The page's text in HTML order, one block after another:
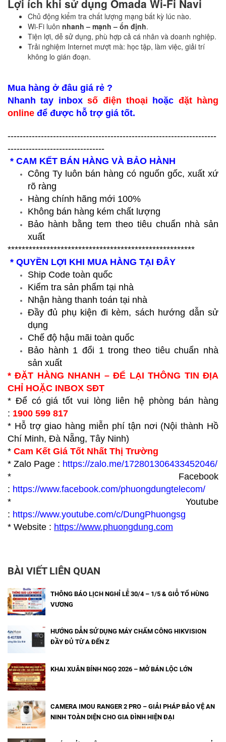
Lợi ích khi sử dụng Omada Wi-Fi Navi
Chủ động kiểm tra chất lượng mạng bất kỳ lúc nào.
Wi-Fi luôn nhanh – mạnh – ổn định.
Tiện lợi, dễ sử dụng, phù hợp cả cá nhân và doanh nghiệp.
Trải nghiệm Internet mượt mà: học tập, làm việc, giải trí
không lo gián đoạn.
Mua hàng ở đâu giá rẻ ?
Nhanh tay inboxsố điện thoại hoặc đặt hàng
online để được hỗ trợ giá tốt.
---------------------------------------------------------------------
--------------------------------
* CAM KẾT BÁN HÀNG VÀ BẢO HÀNH
Công Ty luôn bán hàng có nguốn gốc, xuất xứ
rõ ràng
Hàng chính hãng mới 100%
Không bán hàng kém chất lượng
Bảo hành bằng tem theo tiêu chuẩn nhà sản
xuất
*****************************************************
* QUYỀN LỢI KHI MUA HÀNG TẠI ĐÂY
Ship Code toàn quốc
Kiểm tra sản phẩm tại nhà
Nhận hàng thanh toán tại nhà
Đầy đủ phụ kiện đi kèm, sách hướng dẫn sử
dụng
Chế độ hậu mãi toàn quốc
Bảo hành 1 đổi 1 trong theo tiêu chuẩn nhà
sản xuất
* ĐẶT HÀNG NHANH – ĐỂ LẠI THÔNG TIN ĐỊA
CHỈ HOẶC INBOX SĐT
* Để có giá tốt vui lòng liên hệ phòng bán hàng
: 1900 599 817
* Hỗ trợ giao hàng miễn phí tận nơi (Nội thành Hồ
Chí Minh, Đà Nẵng, Tây Ninh)
* Cam Kết Giá Tốt Nhất Thị Trường
* Zalo Page : https://zalo.me/172801306433452046/
* Facebook
: https://www.facebook.com/phuongdungtelecom/
* Youtube
: https://www.youtube.com/c/DungPhuongsg
* Website : https://www.phuongdung.com
BÀI VIẾT LIÊN QUAN
THÔNG BÁO LỊCH NGHỈ LỄ 30/4 – 1/5 & GIỖ TỔ HÙNG
VƯƠNG
HƯỚNG DẪN SỬ DỤNG MÁY CHẤM CÔNG HIKVISION
ĐẦY ĐỦ TỪ A ĐẾN Z
KHAI XUÂN BÍNH NGỌ 2026 – MỞ BÁN LỘC LỚN
CAMERA IMOU RANGER 2 PRO – GIẢI PHÁP BẢO VỆ AN
NINH TOÀN DIỆN CHO GIA ĐÌNH HIỆN ĐẠI